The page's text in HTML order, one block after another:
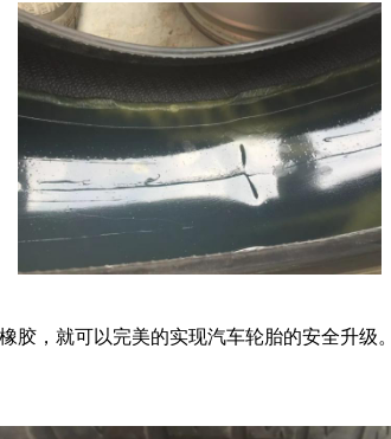
胶，就可以完美的实现汽车轮胎的安全升级